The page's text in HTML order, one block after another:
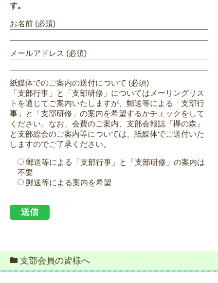
す。
お名前 (必須)
メールアドレス (必須)
紙媒体でのご案内の送付について (必須)
「支部行事」と「支部研修」についてはメーリングリス
トを通じてご案内いたしますが、郵送等による「支部行
事」と「支部研修」の案内を希望するかチェックをして
ください。なお、会費のご案内、支部会報誌『欅の森』
と支部総会のご案内等については、紙媒体でご送付いた
しますのでご了承ください。
郵送等による「支部行事」と「支部研修」の案内は
不要
郵送等による案内を希望
支部会員の皆様へ